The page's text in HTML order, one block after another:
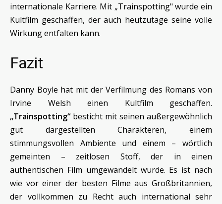
internationale Karriere. Mit „Trainspotting" wurde ein
Kultfilm geschaffen, der auch heutzutage seine volle
Wirkung entfalten kann.
Fazit
Danny Boyle hat mit der Verfilmung des Romans von
Irvine Welsh einen Kultfilm geschaffen.
„Trainspotting“ besticht mit seinen außergewöhnlich
gut dargestellten Charakteren, einem
stimmungsvollen Ambiente und einem – wörtlich
gemeinten – zeitlosen Stoff, der in einen
authentischen Film umgewandelt wurde. Es ist nach
wie vor einer der besten Filme aus Großbritannien,
der vollkommen zu Recht auch international sehr